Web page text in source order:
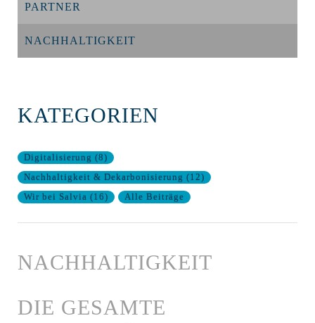
PARTNER
NACHHALTIGKEIT
KATEGORIEN
Digitalisierung (8)
Nachhaltigkeit & Dekarbonisierung (12)
Wir bei Salvia (16) Alle Beiträge
NACHHALTIGKEIT
DIE GESAMTE